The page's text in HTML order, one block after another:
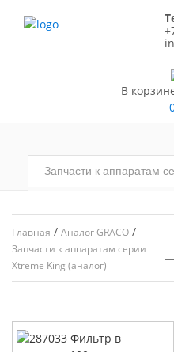
В
Запчасти к аппаратам
Главная / Аналог GRACO /
Запчасти к аппаратам серии
Xtreme King (аналог)